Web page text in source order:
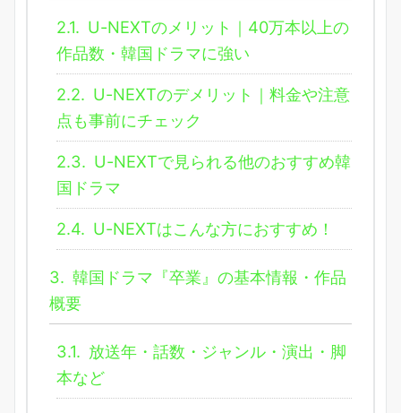
2.1. U-NEXTのメリット｜40万本以上の
作品数・韓国ドラマに強い
2.2. U-NEXTのデメリット｜料金や注意
点も事前にチェック
2.3. U-NEXTで見られる他のおすすめ韓
国ドラマ
2.4. U-NEXTはこんな方におすすめ！
3. 韓国ドラマ『卒業』の基本情報・作品
概要
3.1. 放送年・話数・ジャンル・演出・脚
本など